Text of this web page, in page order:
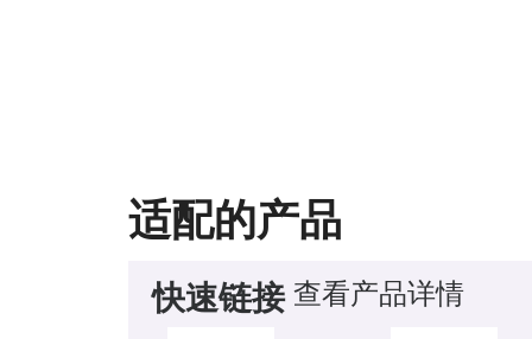
适配的产品
快速链接 查看产品详情